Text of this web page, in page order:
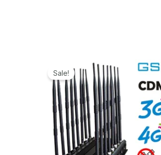
Sale!
Preis
war:
1.999,00€
Preis
ist:
999,99€.